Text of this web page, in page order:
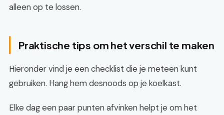
alleen op te lossen.
Praktische tips om het verschil te maken
Hieronder vind je een checklist die je meteen kunt
gebruiken. Hang hem desnoods op je koelkast.
Elke dag een paar punten afvinken helpt je om het